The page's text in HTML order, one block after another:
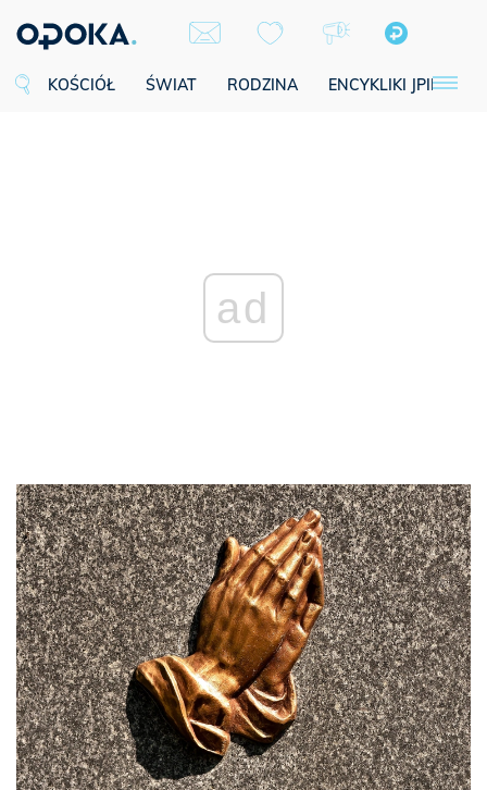
KOŚCIÓŁ ŚWIAT RODZINA ENCYKLIKI JPII
ad